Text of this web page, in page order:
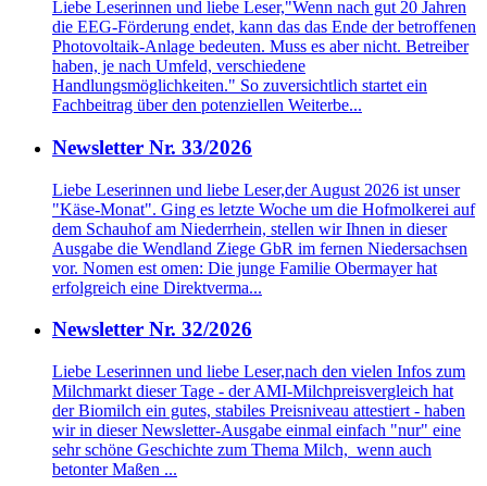
Liebe Leserinnen und liebe Leser,"Wenn nach gut 20 Jahren
die EEG-Förderung endet, kann das das Ende der betroffenen
Photovoltaik-Anlage bedeuten. Muss es aber nicht. Betreiber
haben, je nach Umfeld, verschiedene
Handlungsmöglichkeiten." So zuversichtlich startet ein
Fachbeitrag über den potenziellen Weiterbe...
Newsletter Nr. 33/2026
Liebe Leserinnen und liebe Leser,der August 2026 ist unser
"Käse-Monat". Ging es letzte Woche um die Hofmolkerei auf
dem Schauhof am Niederrhein, stellen wir Ihnen in dieser
Ausgabe die Wendland Ziege GbR im fernen Niedersachsen
vor. Nomen est omen: Die junge Familie Obermayer hat
erfolgreich eine Direktverma...
Newsletter Nr. 32/2026
Liebe Leserinnen und liebe Leser,nach den vielen Infos zum
Milchmarkt dieser Tage - der AMI-Milchpreisvergleich hat
der Biomilch ein gutes, stabiles Preisniveau attestiert - haben
wir in dieser Newsletter-Ausgabe einmal einfach "nur" eine
sehr schöne Geschichte zum Thema Milch, wenn auch
betonter Maßen ...